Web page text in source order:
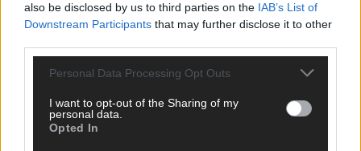
also be disclosed by us to third parties on the IAB’s List of
Downstream Participants that may further disclose it to other
Personal Data Processing Opt Outs
I want to opt-out of the Sharing of my
personal data.
Opted In
SCHNELL ZUM RESSORT